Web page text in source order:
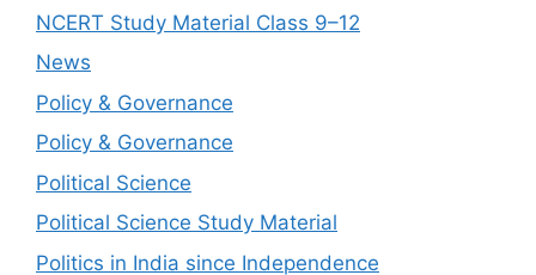
NCERT Study Material Class 9–12
News
Policy & Governance
Policy & Governance
Political Science
Political Science Study Material
Politics in India since Independence